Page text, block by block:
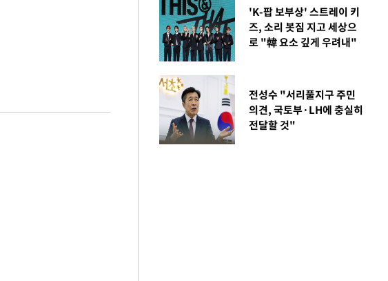
'K-팝 보부상' 스트레이 키
즈, 소리 봇짐 지고 세상으
로 "韓 요소 깊게 우려내"
전성수 "서리풀지구 주민
의견, 국토부·LH에 충실히
전달할 것"